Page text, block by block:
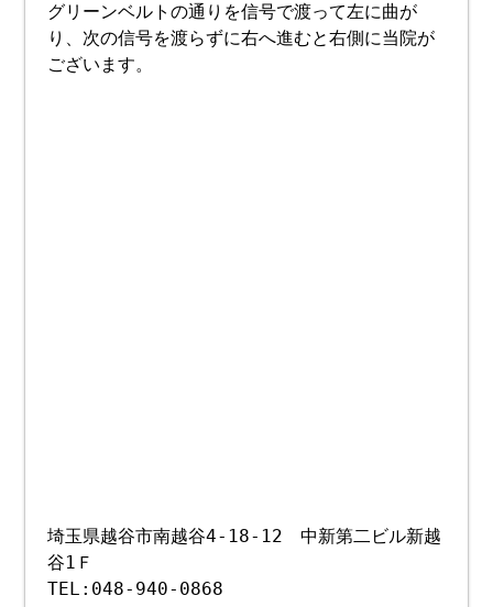
グリーンベルトの通りを信号で渡って左に曲が
り、次の信号を渡らずに右へ進むと右側に当院が
ございます。
埼玉県越谷市南越谷4-18-12 中新第二ビル新越
谷1Ｆ
TEL:048-940-0868